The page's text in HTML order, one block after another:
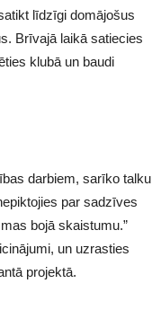
līdzīgi domājošus
Brīvajā laikā satiecies
klubā un baudi
darbiem, sarīko talku
par sadzīves
bojā skaistumu.”
un uzrasties
projektā.